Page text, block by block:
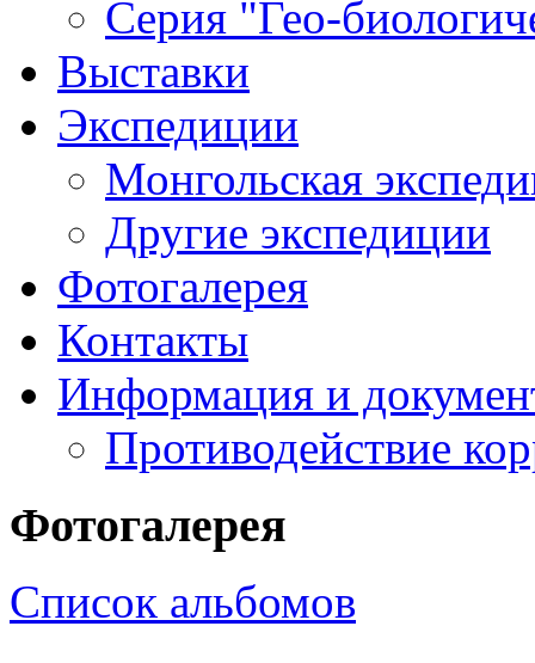
Серия "Гео-
Выставки
Экспедиции
Монгольская
Другие экспедиции
Фотогалерея
Контакты
Информация и
Противодействие
Фотогалерея
Список альбомов